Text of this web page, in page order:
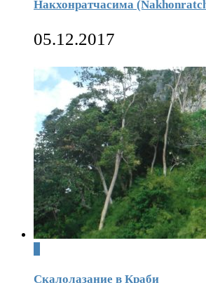
Накхонратчасима
05.12.2017
Скалолазание в Краби